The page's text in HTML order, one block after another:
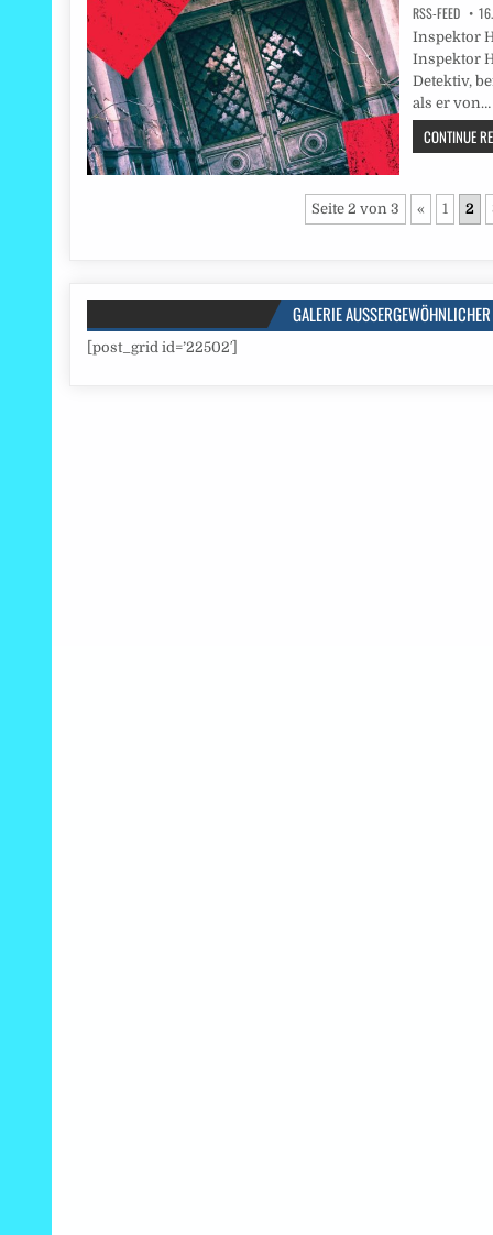
RSS-FEED
Inspektor
Inspektor
Detektiv,
als er von…
CONTINUE
Seite 2 von 3 « 1 2
GALERIE AUSSERGEWÖHNLICHER
[post_grid id=’22502′]